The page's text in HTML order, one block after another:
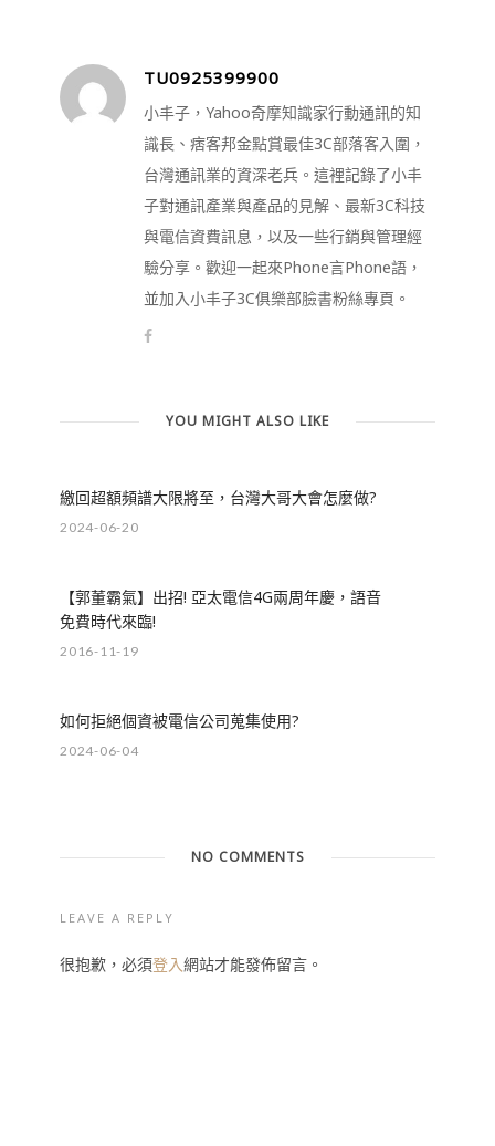
TU0925399900
小丰子，Yahoo奇摩知識家行動通訊的知
識長、痞客邦金點賞最佳3C部落客入圍，
台灣通訊業的資深老兵。這裡記錄了小丰
子對通訊產業與產品的見解、最新3C科技
與電信資費訊息，以及一些行銷與管理經
驗分享。歡迎一起來Phone言Phone語，
並加入小丰子3C俱樂部臉書粉絲專頁。
YOU MIGHT ALSO LIKE
繳回超額頻譜大限將至，台灣大哥大會怎麼做?
2024-06-20
【郭董霸氣】出招! 亞太電信4G兩周年慶，語音
免費時代來臨!
2016-11-19
如何拒絕個資被電信公司蒐集使用?
2024-06-04
NO COMMENTS
LEAVE A REPLY
很抱歉，必須登入網站才能發佈留言。